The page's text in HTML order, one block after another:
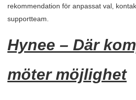
rekommendation för anpassat val,
supportteam.
Hynee – Där
möter möjlighet